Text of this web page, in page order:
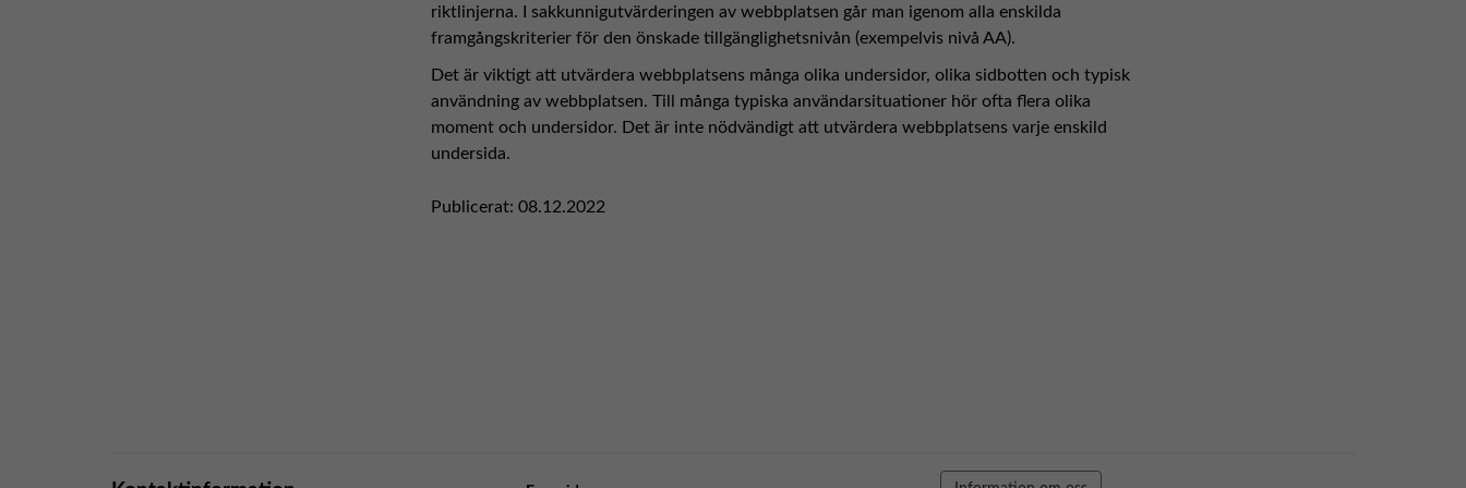
riktlinjerna. I sakkunnigutvärderingen av webbplatsen går man igenom alla enskilda
framgångskriterier för den önskade tillgänglighetsnivån (exempelvis nivå AA).
Det är viktigt att utvärdera webbplatsens många olika undersidor, olika sidbotten och typisk
användning av webbplatsen. Till många typiska användarsituationer hör ofta flera olika
moment och undersidor. Det är inte nödvändigt att utvärdera webbplatsens varje enskild
undersida.
Publicerat: 08.12.2022